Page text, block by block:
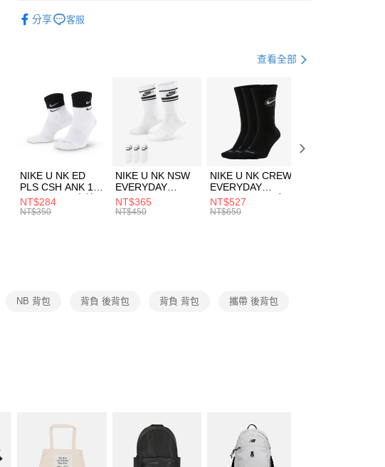
台新國際商業銀行
【關於「AFTEE先享後付」】
３．安心：先確認商品／服務後，再付款。
【「AFTEE先享後付」結帳流程】
１．於結帳方式選擇「AFTEE先享後付」後，將跳轉至「AFTEE先享後
付」結帳頁面，進行簡訊認證並確認金額後，即可完成結帳。
２．訂單成立數日內，您將收到繳費通知簡訊。
３．收到繳費通知簡訊後14天內，點擊此簡訊中的連結，可透過四大超商
／ATM／網路銀行／等多元方式進行付款，方視為交易完成。
※ 請注意：結帳手續完成當下不需立刻繳費，但若您需要取消訂單，請聯
絡購買商品的店家。未經商家同意取消之訂單仍視為有效，需透過AFTEE
先享後付繳納相關費用。
交易，需依本服務之必要範圍內提供個人資料，並將交易相關給付款項請
５．嚴禁一人註冊多個帳號或使用他人資訊註冊。若發現惡意使用之情
形，恩沛科技股份有限公司將有權停止該用戶之使用額度並採取法律行
動。
每筆NT$100，滿NT$1,500(含以上)免運費
每筆NT$100，滿NT$1,500(含以上)免運費
付款後門市自取
每筆NT$100，滿NT$1,500(含以上)免運費
分享 客服
查看全部
NIKE U NK ED
PLS CSH ANK 1P
144 DBL 男 中統
襪 DH4058104
NT$284
NT$350
NIKE U NK NSW
EVERYDAY
ESSENTIAL CR
男女 短統襪
NT$365
NT$450
NIKE U NK CREW
EVERYDAY
BBALL 3PR 男女
長統襪
NT$527
NT$650
NB 背包 背負 後背包 背負 背包 攜帶 後背包